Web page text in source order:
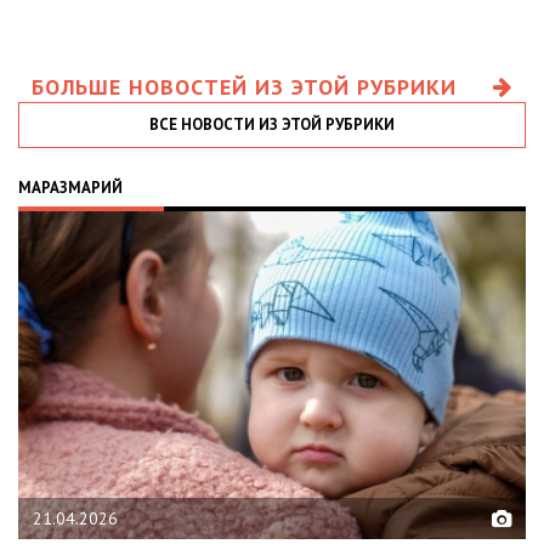
БОЛЬШЕ НОВОСТЕЙ ИЗ ЭТОЙ РУБРИКИ
ВСЕ НОВОСТИ ИЗ ЭТОЙ РУБРИКИ
МАРАЗМАРИЙ
02.02.2026